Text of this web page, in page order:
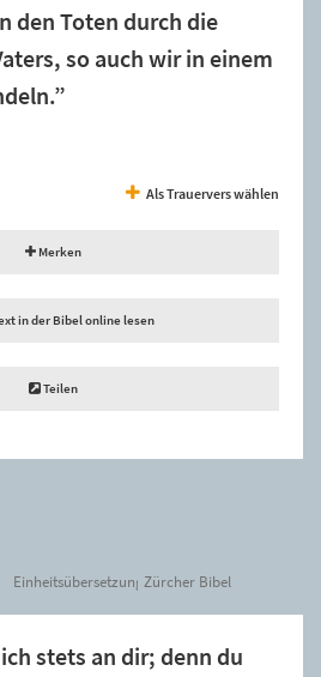
den Toten durch die
so auch wir in einem
Als Trauervers wählen
Merken
in der Bibel online lesen
Teilen
Einheitsübersetzung Zürcher Bibel
stets an dir; denn du